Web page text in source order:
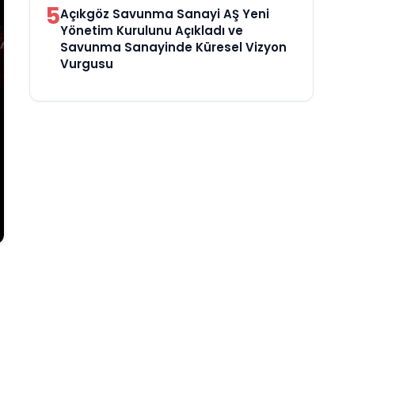
5Açıkgöz Savunma Sanayi AŞ Yeni
Yönetim Kurulunu Açıkladı ve
Savunma Sanayinde Küresel Vizyon
Vurgusu